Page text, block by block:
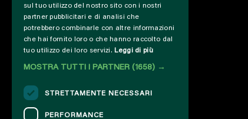
sul tuo utilizzo del nostro sito con i nostri
partner pubblicitari e di analisi che
potrebbero combinarle con altre informazioni
che hai fornito loro o che hanno raccolto dal
tuo utilizzo dei loro servizi. Leggi di più
MOSTRA TUTTI I PARTNER (1658) →
STRETTAMENTE NECESSARI
PERFORMANCE